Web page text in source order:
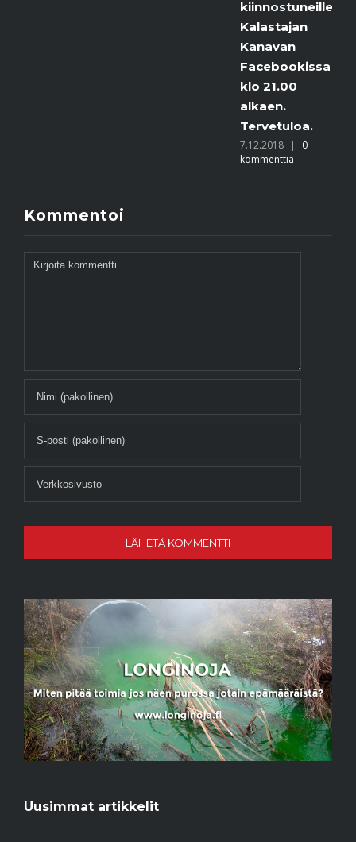
kiinnostuneille.
Kalastajan
Kanavan
Facebookissa
klo 21.00
Tervetuloa.
| 0
kommenttia
Kommentoi
Kommentti
Uusimmat artikkelit